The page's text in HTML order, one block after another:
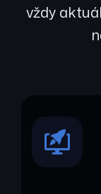
vždy